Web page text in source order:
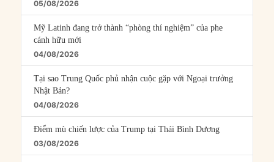
05/08/2026
Mỹ Latinh đang trở thành “phòng thí nghiệm” của phe
cánh hữu mới
04/08/2026
Tại sao Trung Quốc phủ nhận cuộc gặp với Ngoại trưởng
Nhật Bản?
04/08/2026
Điểm mù chiến lược của Trump tại Thái Bình Dương
03/08/2026